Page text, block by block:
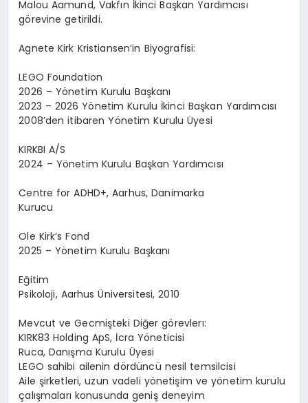
Malou Aamund, Vakfın İkinci Başkan Yardımcısı
görevine getirildi.
Agnete Kirk Kristiansen’in Biyografisi:
LEGO Foundation
2026 – Yönetim Kurulu Başkanı
2023 – 2026 Yönetim Kurulu İkinci Başkan Yardımcısı
2008’den itibaren Yönetim KuruluÜyesi
KIRKBI A/S
2024 – Yönetim Kurulu Başkan Yardımcısı
Centre for ADHD+, Aarhus, Danimarka
Kurucu
Ole Kirk’s Fond
2025 – Yönetim Kurulu Başkanı
Eğitim
Psikoloji, AarhusÜniversitesi, 2010
Mevcut ve Gecmişteki Diğergörevlerı:
KIRK83 Holding ApS, İcra Yöneticisi
Ruca, Danışma Kurulu Üyesi
LEGO sahibi ailenin dördüncü nesil temsilcisi
Aile şirketleri, uzun vadeli yönetişim ve yönetim kurulu
çalışmaları konusunda geniş deneyim